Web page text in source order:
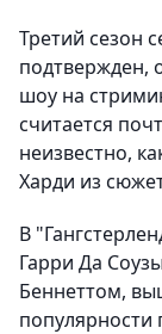
Третий сезон
подтвержден,
шоу на
считается
неизвестно,
Харди из
В
Гарри Да
Беннеттом,
популярности